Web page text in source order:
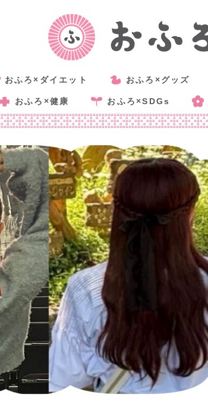
おふろ×ダイエット おふろ×グッズ
おふろ×健康 おふろ×SDGs